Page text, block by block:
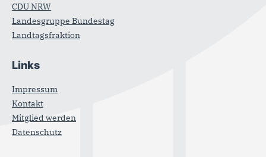
CDU NRW
Landesgruppe Bundestag
Landtagsfraktion
Links
Impressum
Kontakt
Mitglied werden
Datenschutz